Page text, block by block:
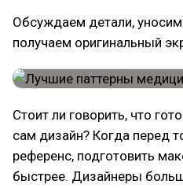
Обсуждаем детали, уносим
получаем оригинальный
Стоит ли говорить, что
сам дизайн? Когда перед
референс, подготовить
быстрее. Дизайнеры